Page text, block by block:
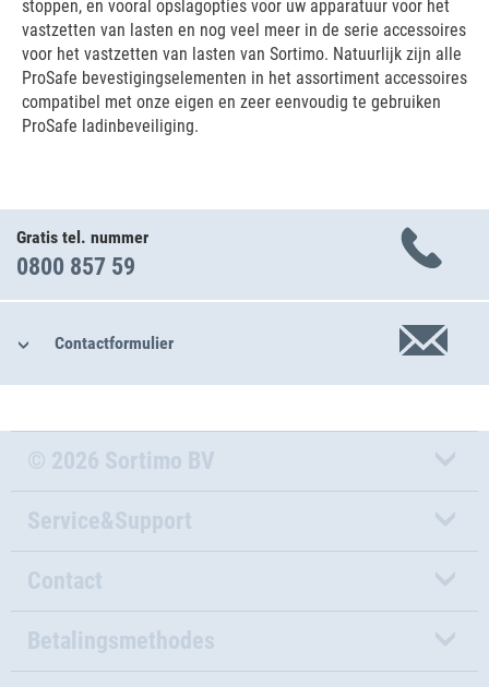
stoppen, en vooral opslagopties voor uw apparatuur voor het
vastzetten van lasten en nog veel meer in de serie accessoires
voor het vastzetten van lasten van Sortimo. Natuurlijk zijn alle
ProSafe bevestigingselementen in het assortiment accessoires
compatibel met onze eigen en zeer eenvoudig te gebruiken
ProSafe ladinbeveiliging.
Gratis tel. nummer
0800 857 59
Contactformulier
© 2026 Sortimo BV
Service&Support
Contact
Betalingsmethodes